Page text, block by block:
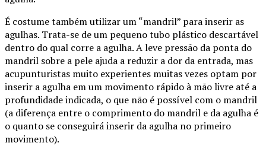
É costume também utilizar um “mandril” para inserir as
agulhas. Trata-se de um pequeno tubo plástico descartável
dentro do qual corre a agulha. A leve pressão da ponta do
mandril sobre a pele ajuda a reduzir a dor da entrada, mas
acupunturistas muito experientes muitas vezes optam por
inserir a agulha em um movimento rápido à mão livre até a
profundidade indicada, o que não é possível com o mandril
(a diferença entre o comprimento do mandril e da agulha é
o quanto se conseguirá inserir da agulha no primeiro
movimento).